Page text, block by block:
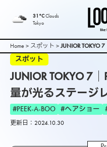
31°CClouds
Tokyo
Home > スポット >JUNIOR TOKYO
スポット
JUNIOR TOKYO 7
量が光るステージ
#PEEK-A-BOO #ヘアショー
更新日：2024.10.30